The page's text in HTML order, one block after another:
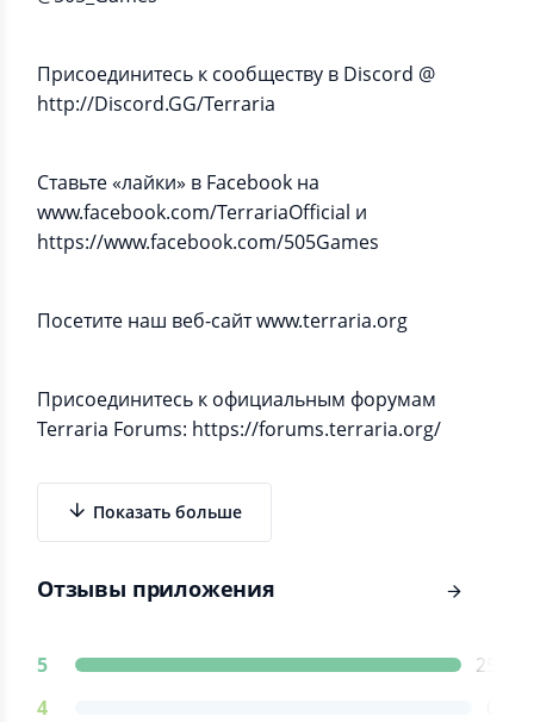
Присоединитесь к сообществу в Discord @
http://Discord.GG/Terraria
Ставьте «лайки» в Facebook на
www.facebook.com/TerrariaOfficial и
https://www.facebook.com/505Games
Посетите наш веб-сайт www.terraria.org
Присоединитесь к официальным форумам
Terraria Forums: https://forums.terraria.org/
Показать больше
Отзывы приложения
5
25
4